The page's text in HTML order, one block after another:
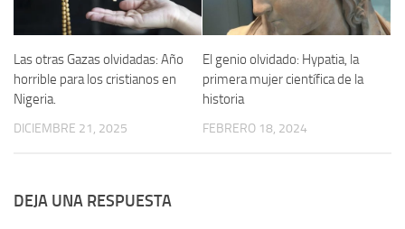
Las otras Gazas olvidadas: Año
horrible para los cristianos en
Nigeria.
DICIEMBRE 21, 2025
El genio olvidado: Hypatia, la
primera mujer científica de la
historia
FEBRERO 18, 2024
DEJA UNA RESPUESTA